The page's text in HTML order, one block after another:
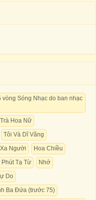
Sóng Nhạc do ban nhạc
Trà Hoa Nữ
Tôi Và Dĩ Vãng
Người
Hoa Chiều
Phút Tạ Từ
Nhớ
Do
Ba Đứa (trước 75)